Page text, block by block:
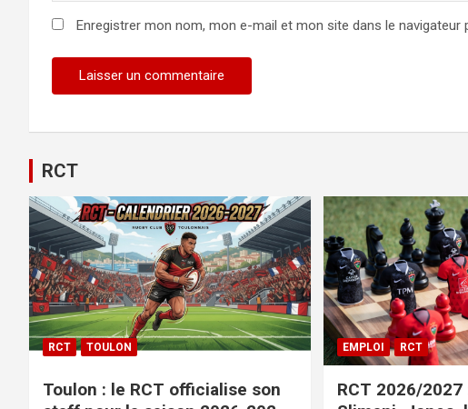
Enregistrer mon nom, mon e-mail et mon site dans le
RCT
RCT TOULON
Toulon : le RCT officialise son
EMPLOI RCT
RCT 2026/2027